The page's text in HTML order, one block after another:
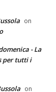
on
- La
per tutti i
on